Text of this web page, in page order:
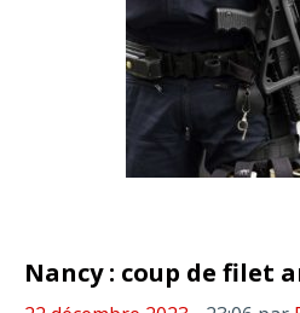
Nancy : coup de filet